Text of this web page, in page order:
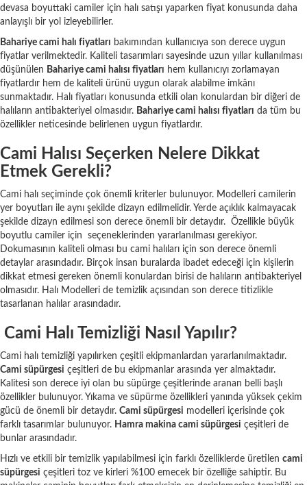
devasa boyuttaki camiler için halı satışı yaparken fiyat konusunda daha
anlayışlı bir yol izleyebilirler.
Bahariye cami halı fiyatları bakımından kullanıcıya son derece uygun
fiyatlar verilmektedir. Kaliteli tasarımları sayesinde uzun yıllar kullanılması
düşünülen Bahariye cami halısı fiyatları hem kullanıcıyı zorlamayan
fiyatlardır hem de kaliteli ürünü uygun olarak alabilme imkânı
sunmaktadır. Halı fiyatları konusunda etkili olan konulardan bir diğeri de
halıların antibakteriyel olmasıdır. Bahariye cami halısı fiyatları da tüm bu
özellikler neticesinde belirlenen uygun fiyatlardır.
Cami Halısı Seçerken Nelere Dikkat
Etmek Gerekli?
Cami halı seçiminde çok önemli kriterler bulunuyor. Modelleri camilerin
yer boyutları ile aynı şekilde dizayn edilmelidir. Yerde açıklık kalmayacak
şekilde dizayn edilmesi son derece önemli bir detaydır. Özellikle büyük
boyutlu camiler için seçeneklerinden yararlanılması gerekiyor.
Dokumasının kaliteli olması bu cami halıları için son derece önemli
detaylar arasındadır. Birçok insan buralarda ibadet edeceği için kişilerin
dikkat etmesi gereken önemli konulardan birisi de halıların antibakteriyel
olmasıdır. Halı Modelleri de temizlik açısından son derece titizlikle
tasarlanan halılar arasındadır.
Cami Halı Temizliği Nasıl Yapılır?
Cami halı temizliği yapılırken çeşitli ekipmanlardan yararlanılmaktadır.
Cami süpürgesi çeşitleri de bu ekipmanlar arasında yer almaktadır.
Kalitesi son derece iyi olan bu süpürge çeşitlerinde aranan belli başlı
özellikler bulunuyor. Yıkama ve süpürme özellikleri yanında yüksek çekim
gücü de önemli bir detaydır. Cami süpürgesi modelleri içerisinde çok
farklı tasarımlar bulunuyor. Hamra makina cami süpürgesi çeşitleri de
bunlar arasındadır.
Hızlı ve etkili bir temizlik yapılabilmesi için farklı özelliklerde üretilen cami
süpürgesi çeşitleri toz ve kirleri %100 emecek bir özelliğe sahiptir. Bu